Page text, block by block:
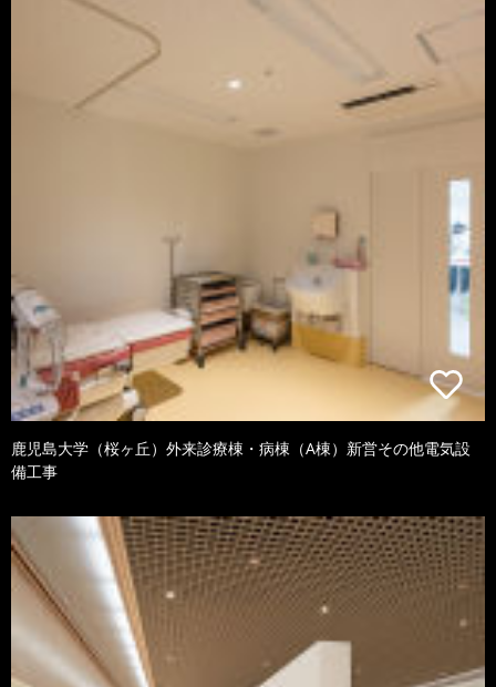
鹿児島大学（桜ヶ丘）外来診療棟・病棟（A棟）新営その他電気設
備工事